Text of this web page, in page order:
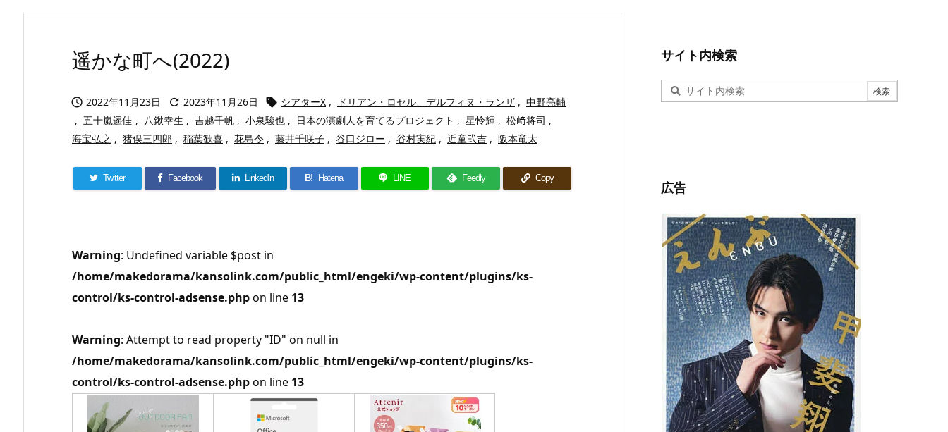
遥かな町へ(2022)
 2022年11月23日  2023年11月26日  シアターX , ドリアン・ロセル、デルフィヌ・ランザ , 中野亮輔
, 五十嵐遥佳 , 八鍬幸生 , 吉越千帆 , 小泉駿也 , 日本の演劇人を育てるプロジェクト , 星怜輝 , 松﨑将司 ,
海宝弘之 , 猪俣三四郎 , 稲葉歓喜 , 花島令 , 藤井千咲子 , 谷口ジロー , 谷村実紀 , 近童弐吉 , 阪本竜太
Twitter Facebook LinkedIn B! Hatena LINE Feedly Copy
Warning: Undefined variable $post in
/home/makedorama/kansolink.com/public_html/engeki/wp-content/plugins/ks-
control/ks-control-adsense.phpon line 13
Warning: Attempt to read property "ID" on null in
/home/makedorama/kansolink.com/public_html/engeki/wp-content/plugins/ks-
control/ks-control-adsense.phpon line 13
サイト内検索
広告